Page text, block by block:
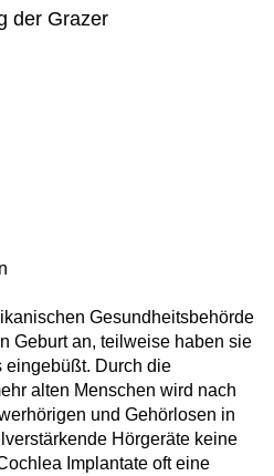
der Grazer
Gesundheitsbehörde
Geburt an, teilweise haben sie
eingebüßt. Durch die
alten Menschen wird nach
und Gehörlosen in
Hörgeräte keine
Implantate oft eine